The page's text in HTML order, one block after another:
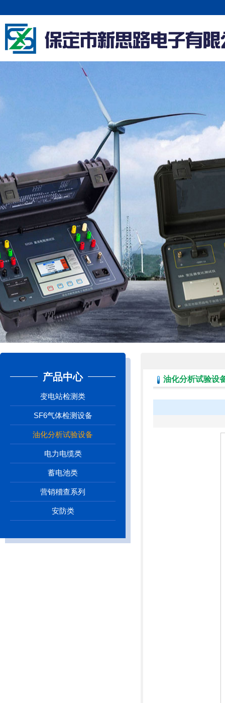
产品中心
变电站检测类
SF6气体检测设备
油化分析试验设备
电力电缆类
蓄电池类
营销稽查系列
安防类
油化分析试验设